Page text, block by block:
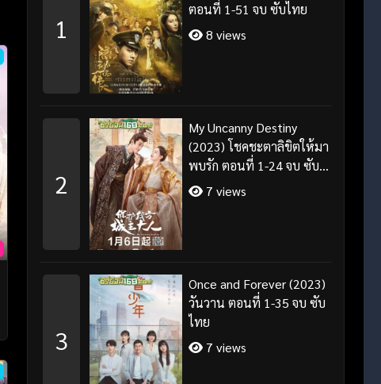
1
ตอนที่ 1-51 จบ ซับไทย
8 views
2
My Uncanny Destiny
(2023) โชคชะตาลิขิตให้มา
พบรัก ตอนที่ 1-24 จบ ซับ
ไทย/พากย์ไทย
7 views
3
Once and Forever (2023)
วันวาน ตอนที่ 1-35 จบ ซับ
ไทย
7 views